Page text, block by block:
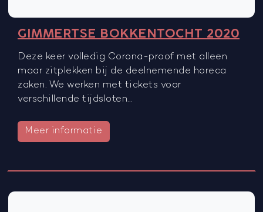
GIMMERTSE BOKKENTOCHT 2020
Deze keer volledig Corona-proof met alleen
maar zitplekken bij de deelnemende horeca
zaken. We werken met tickets voor
verschillende tijdsloten…
Meer informatie